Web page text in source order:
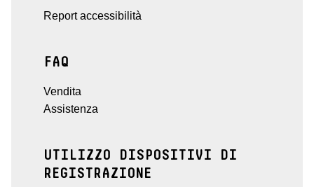
Report accessibilità
FAQ
Vendita
Assistenza
UTILIZZO DISPOSITIVI DI
REGISTRAZIONE